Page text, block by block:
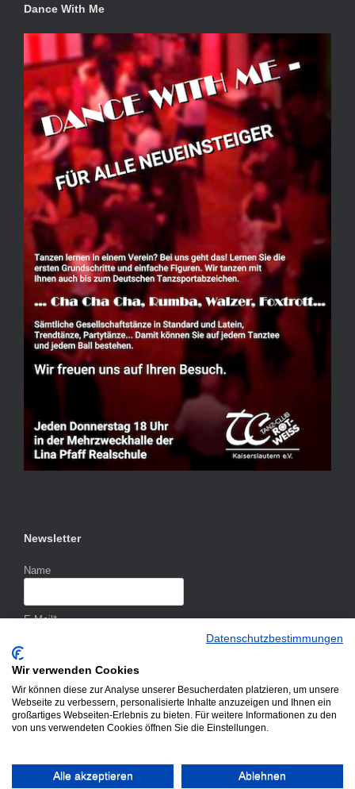
Dance With Me
Newsletter
Name
E-Mail*
Datenschutzbestimmungen
Wir verwenden Cookies
Wir können diese zur Analyse unserer Besucherdaten platzieren, um unsere
Webseite zu verbessern, personalisierte Inhalte anzuzeigen und Ihnen ein
großartiges Webseiten-Erlebnis zu bieten. Für weitere Informationen zu den
von uns verwendeten Cookies öffnen Sie die Einstellungen.
Alle akzeptieren Ablehnen